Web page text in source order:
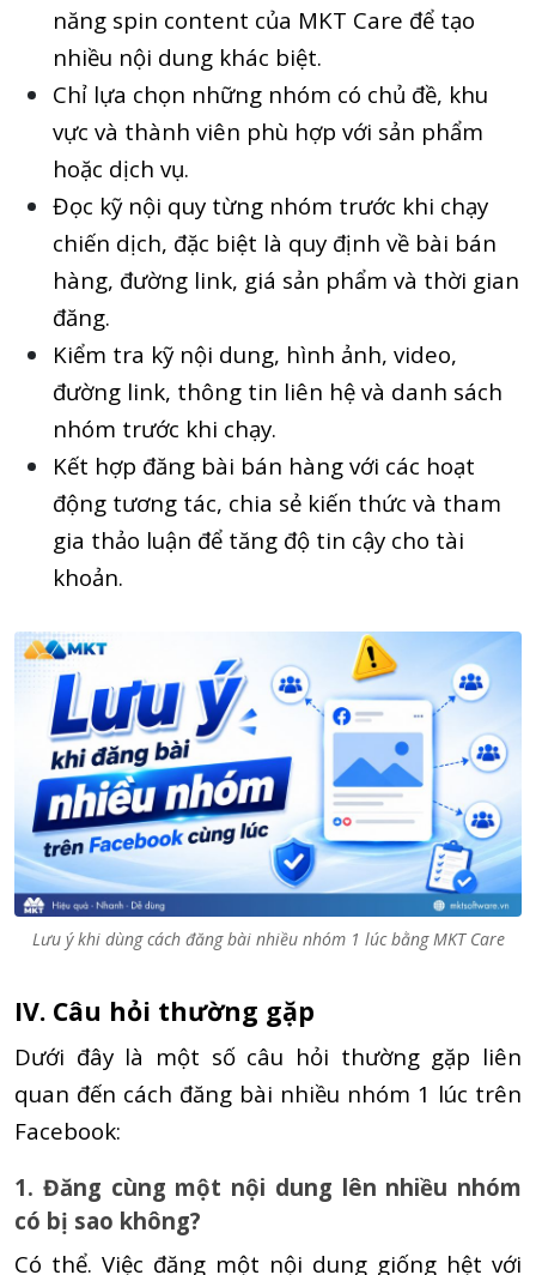
năng spin content của MKT Care để tạo
nhiều nội dung khác biệt.
Chỉ lựa chọn những nhóm có chủ đề, khu
vực và thành viên phù hợp với sản phẩm
hoặc dịch vụ.
Đọc kỹ nội quy từng nhóm trước khi chạy
chiến dịch, đặc biệt là quy định về bài bán
hàng, đường link, giá sản phẩm và thời gian
đăng.
Kiểm tra kỹ nội dung, hình ảnh, video,
đường link, thông tin liên hệ và danh sách
nhóm trước khi chạy.
Kết hợp đăng bài bán hàng với các hoạt
động tương tác, chia sẻ kiến thức và tham
gia thảo luận để tăng độ tin cậy cho tài
khoản.
Lưu ý khi dùng cách đăng bài nhiều nhóm 1 lúc bằng MKT Care
IV. Câu hỏi thường gặp
Dưới đây là một số câu hỏi thường gặp liên
quan đến cách đăng bài nhiều nhóm 1 lúc trên
Facebook:
1. Đăng cùng một nội dung lên nhiều nhóm
có bị sao không?
Có thể. Việc đăng một nội dung giống hệt với